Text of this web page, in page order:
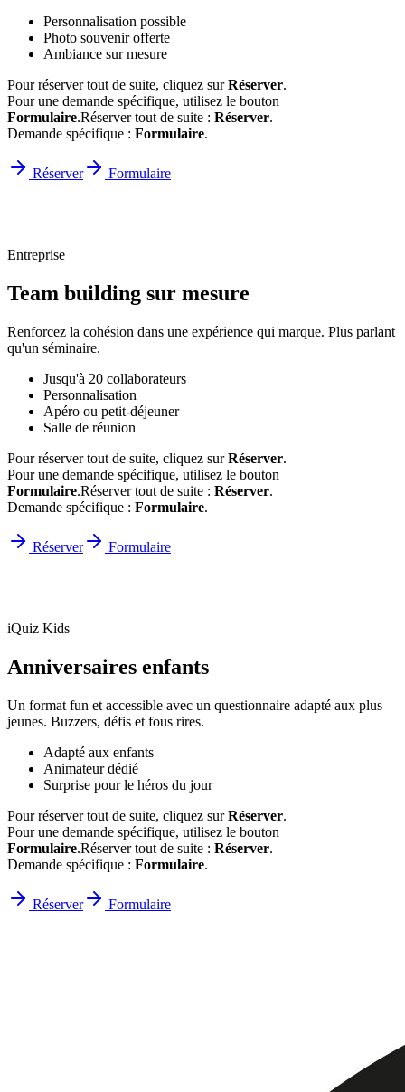
Personnalisation possible
Photo souvenir offerte
Ambiance sur mesure
Pour réserver tout de suite, cliquez surRéserver.
Pour une demande spécifique, utilisez le bouton
Formulaire.Réserver tout de suite : Réserver.
Demande spécifique : Formulaire.
Réserver Formulaire
Entreprise
Team building sur mesure
Renforcez la cohésion dans une expérience qui marque. Plus parlant
qu'un séminaire.
Jusqu'à 20 collaborateurs
Personnalisation
Apéro ou petit-déjeuner
Salle de réunion
Pour réserver tout de suite, cliquez surRéserver.
Pour une demande spécifique, utilisez le bouton
Formulaire.Réserver tout de suite : Réserver.
Demande spécifique : Formulaire.
Réserver Formulaire
iQuiz Kids
Anniversaires enfants
Un format fun et accessible avec un questionnaire adapté aux plus
jeunes. Buzzers, défis et fous rires.
Adapté aux enfants
Animateur dédié
Surprise pour le héros du jour
Pour réserver tout de suite, cliquez surRéserver.
Pour une demande spécifique, utilisez le bouton
Formulaire.Réserver tout de suite : Réserver.
Demande spécifique : Formulaire.
Réserver Formulaire